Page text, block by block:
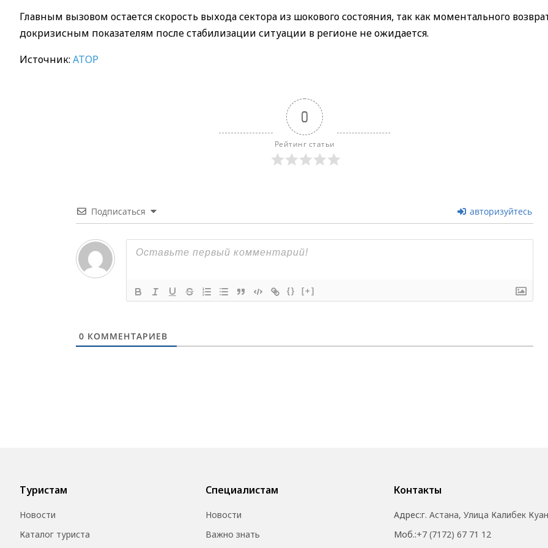
Главным вызовом остается скорость выхода сектора из шокового состояния, так как моментального
докризисным показателям после стабилизации ситуации в регионе не ожидается.
Источник: ATOP
0
Рейтинг статьи
Подписаться авторизуйтесь
{} [+]
0 КОММЕНТАРИЕВ
Туристам
Новости
Каталог туриста
Специалистам
Новости
Важно знать
Контакты
Адрес:г. Астана, Улица Калибек
Моб.:+7 (7172) 67 71 12